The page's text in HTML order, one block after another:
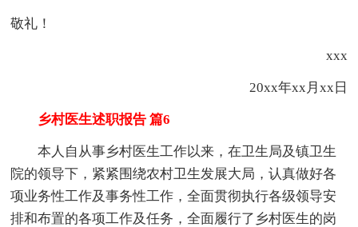
敬礼！
xxx
20xx年xx月xx日
乡村医生述职报告 篇6
本人自从事乡村医生工作以来，在卫生局及镇卫生
院的领导下，紧紧围绕农村卫生发展大局，认真做好各
项业务性工作及事务性工作，全面贯彻执行各级领导安
排和布置的各项工作及任务，全面履行了乡村医生的岗